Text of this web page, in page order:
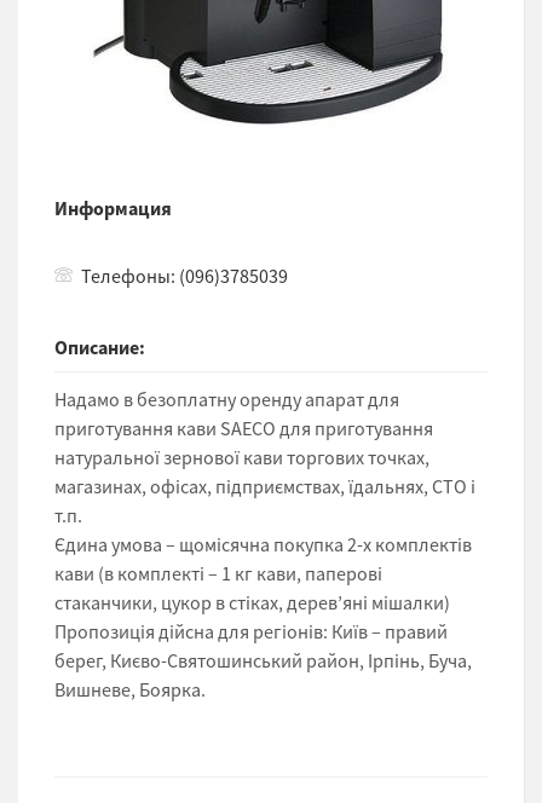
Информация
Телефоны: (096)3785039
Описание:
Надамо в безоплатну оренду апарат для
приготування кави SAECO для приготування
натуральної зернової кави торгових точках,
магазинах, офісах, підприємствах, їдальнях, СТО і
т.п.
Єдина умова – щомісячна покупка 2-х комплектів
кави (в комплекті – 1 кг кави, паперові
стаканчики, цукор в стіках, дерев’яні мішалки)
Пропозиція дійсна для регіонів: Київ – правий
берег, Києво-Святошинський район, Ірпінь, Буча,
Вишневе, Боярка.